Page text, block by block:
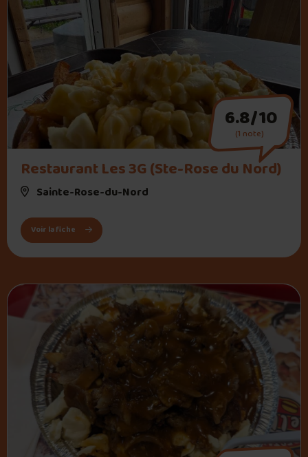
Restaurant Les 3G (Ste-Rose du Nord)
Sainte-Rose-du-Nord
6.8/10
(1 note)
Voir la fiche : Restaurant Les 3G (Ste-Rose du Nord)